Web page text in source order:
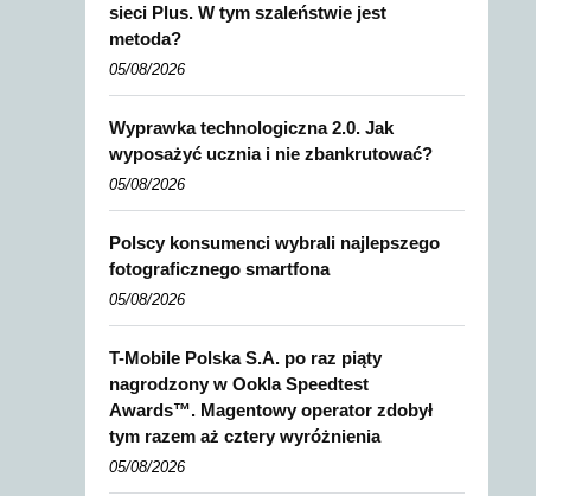
sieci Plus. W tym szaleństwie jest
metoda?
05/08/2026
Wyprawka technologiczna 2.0. Jak
wyposażyć ucznia i nie zbankrutować?
05/08/2026
Polscy konsumenci wybrali najlepszego
fotograficznego smartfona
05/08/2026
T-Mobile Polska S.A. po raz piąty
nagrodzony w Ookla Speedtest
Awards™. Magentowy operator zdobył
tym razem aż cztery wyróżnienia
05/08/2026